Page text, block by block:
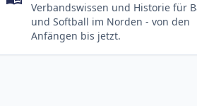
Verbandswissen und Historie für
und Softball im Norden - von den
Anfängen bis jetzt.